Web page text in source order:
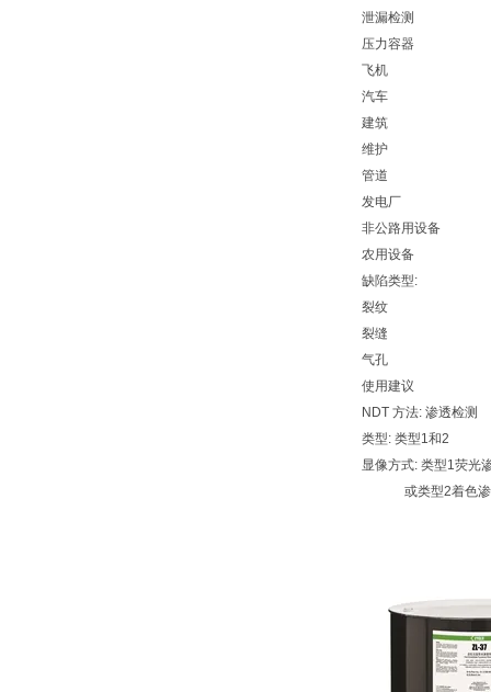
泄漏检测
压力容器
飞机
汽车
建筑
维护
管道
发电厂
非公路用设备
农用设备
缺陷类型:
裂纹
裂缝
气孔
使用建议
NDT 方法: 渗透检测
类型: 类型1和2
显像方式: 类型1荧光
或类型2着色渗